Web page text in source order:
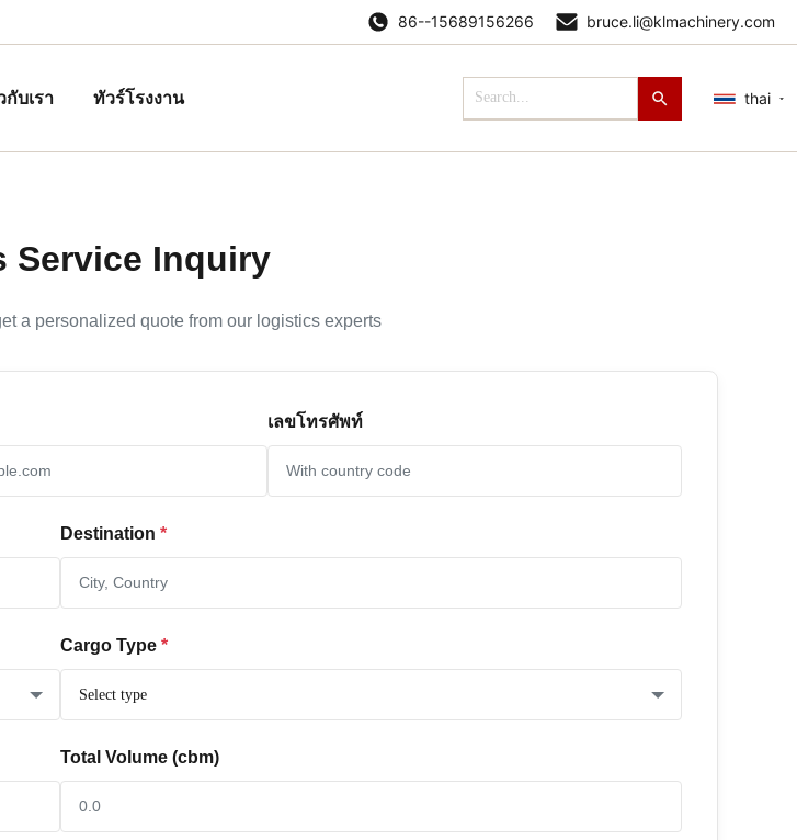
86--15689156266 bruce.li@klmachinery.com
กับเรา ทัวร์โรงงาน thai
Service Inquiry
a personalized quote from our logistics experts
เลขโทรศัพท์
Destination *
Cargo Type *
Total Volume (cbm)